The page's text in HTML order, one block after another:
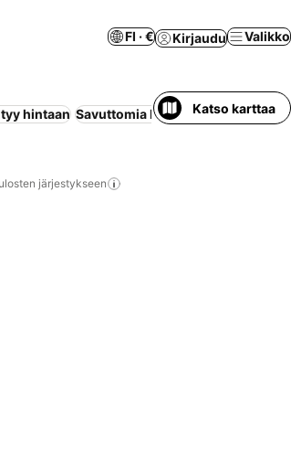
FI · € Kirjaudu Valikko
hintaan Savuttomia huoneita Ulkouima-
Katso karttaa
järjestykseen